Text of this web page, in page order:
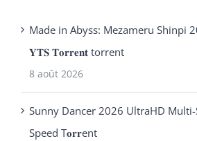
Made in Abyss: Mezameru Shinpi
𝐘𝐓𝐒 𝐓𝐨𝐫𝐫𝐞𝐧𝐭 torrent
8 août 2026
Sunny Dancer 2026 UltraHD Multi-
Speed T𝐨𝐫𝐫ent